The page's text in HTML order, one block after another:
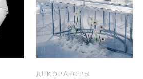
ДЕКОРАТОРЫ